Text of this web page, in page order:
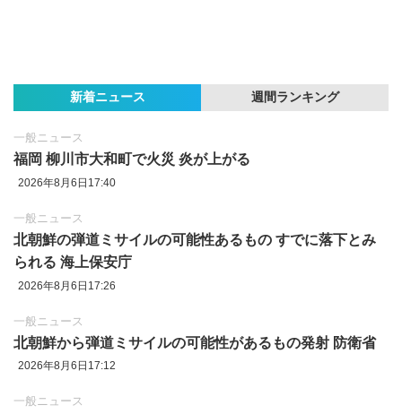
新着ニュース 週間ランキング
一般ニュース
福岡 柳川市大和町で火災 炎が上がる
2026年8月6日17:40
一般ニュース
北朝鮮の弾道ミサイルの可能性あるもの すでに落下とみ
られる 海上保安庁
2026年8月6日17:26
一般ニュース
北朝鮮から弾道ミサイルの可能性があるもの発射 防衛省
2026年8月6日17:12
一般ニュース